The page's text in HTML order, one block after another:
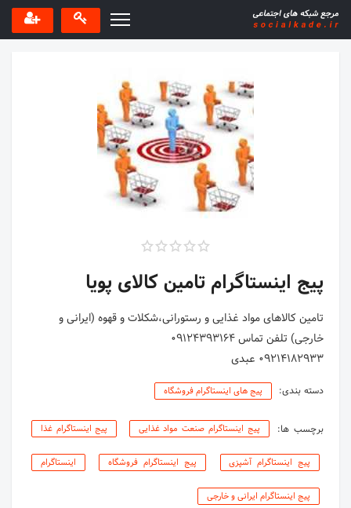
پیج اینستاگرام تامین کالای پویا
تامین کالاهای مواد غذایی و رستورانی،شکلات و قهوه (ایرانی و
09214182933 عبدی
دسته بندی: پیج های اینستاگرام فروشگاه
برچسب ها: پیج اینستاگرام صنعت مواد غذایی پیج اینستاگرام غذا
پیج اینستاگرام آشپزی پیج اینستاگرام فروشگاه اینستاگرام
پیج اینستاگرام ایرانی و خارجی